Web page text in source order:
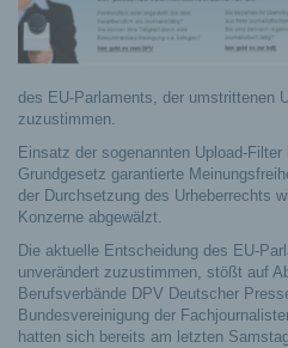
des EU-Parlaments, der umstrittenen
zuzustimmen.
Einsatz der sogenannten Upload-
Grundgesetz garantierte
der Durchsetzung des Urheberrechts
Konzerne abgewälzt.
Die aktuelle Entscheidung des EU-
unverändert zuzustimmen, stößt auf
Berufsverbände DPV Deutscher
Bundesvereinigung der
hatten sich bereits am letzten